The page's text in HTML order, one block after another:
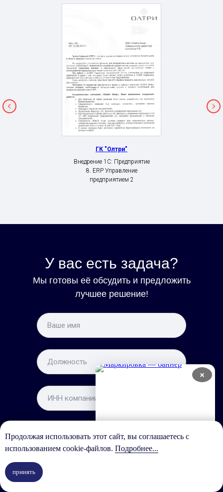
ГК "Олтри"
Внедрение 1С: Предприятие
8. ERP Управление
предприятием 2
У вас есть задача?
Мы готовы её обсудить и предложить
лучшее решение!
Продолжая использовать этот сайт, вы соглашаетесь с
использованием cookie-файлов. Подробнее...
принять
×